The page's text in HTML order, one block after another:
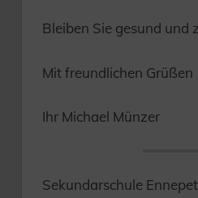
Bleiben Sie gesund und
Mit freundlichen Grüßen
Ihr Michael Münzer
Sekundarschule